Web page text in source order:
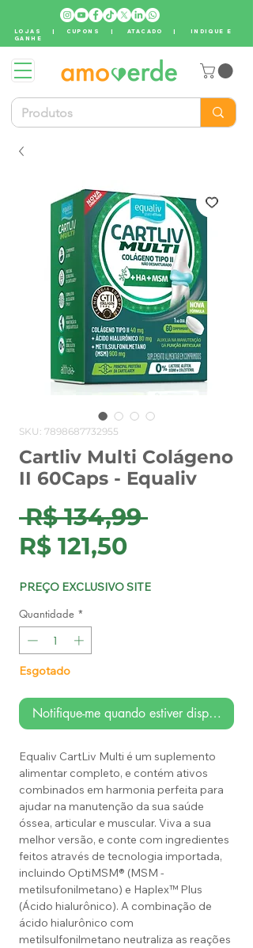
LOJAS | CUPONS |ATACADO | INDIQUE E
GANHE
SKU: 7898687732955
Cartliv Multi Colágeno
II 60Caps - Equaliv
R$ 134,99 Preço
R$ 121,50Preço
PREÇO EXCLUSIVO SITE
Quantidade *
Esgotado
Notifique-me quando estiver disponível
Equaliv CartLiv Multi é um suplemento
alimentar completo, e contém ativos
combinados em harmonia perfeita para
ajudar na manutenção da sua saúde
óssea, articular e muscular. Viva a sua
melhor versão, e conte com ingredientes
feitos através de tecnologia importada,
incluindo OptiMSM® (MSM -
metilsufonilmetano) e Haplex™ Plus
(Ácido hialurônico). A combinação de
ácido hialurônico com
metilsulfonilmetano neutraliza as reações